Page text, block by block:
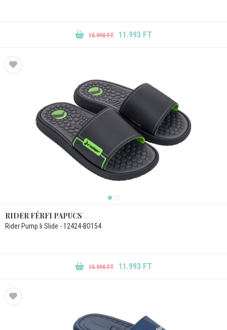
15.990 FT 11.993 FT
RIDER FÉRFI PAPUCS
Rider Pump Ii Slide - 12424-BO154
15.990 FT 11.993 FT